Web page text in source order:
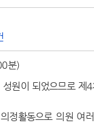
분)
성원이 되었으므로 제
정활동으로 의원 여